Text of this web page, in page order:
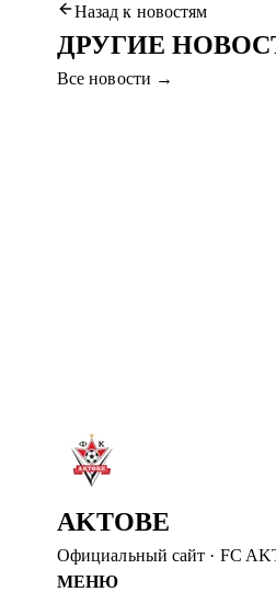
Назад к новостям
ДРУГИЕ
Все новости →
Читать далее
AKTOBE
Официальный сайт · FC
МЕНЮ